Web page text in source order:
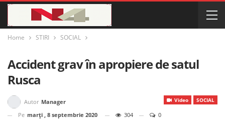
Home STIRI SOCIAL
Accident grav în apropiere de satul
Rusca
Video SOCIAL
Autor Manager
Pe marți , 8 septembrie 2020 304 0